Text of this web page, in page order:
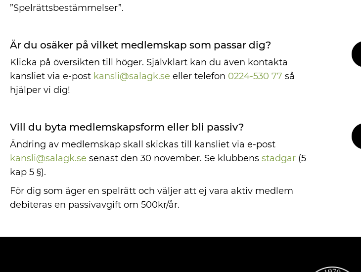
”Spelrättsbestämmelser”.
Är du osäker på vilket medlemskap som passar dig?
Klicka på översikten till höger. Självklart kan du även kontakta
kansliet via e-post kansli@salagk.se eller telefon 0224-530 77 så
hjälper vi dig!
Vill du byta medlemskapsform eller bli passiv?
Ändring av medlemskap skall skickas till kansliet via e-post
kansli@salagk.se senast den 30 november. Se klubbens stadgar (5
kap 5 §).
För dig som äger en spelrätt och väljer att ej vara aktiv medlem
debiteras en passivavgift om 500kr/år.